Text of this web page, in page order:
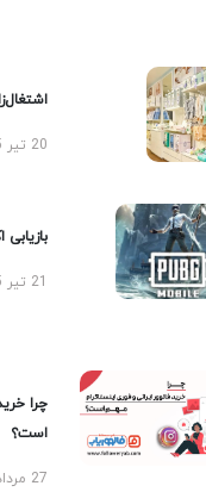
20 تیر 1405
چرا
است؟
27 مرداد 1404